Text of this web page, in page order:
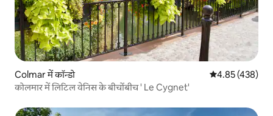
Colmar में कॉन्डो औसत रेटिंग 5 में से
4.85 (438)
कोलमार में लिटिल वेनिस के बीचोंबीच ' Le Cygnet'